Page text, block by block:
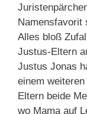
Namensfavorit
Alles bloß
Justus-Eltern
Justus Jonas
einem
Eltern beide
wo Mama auf